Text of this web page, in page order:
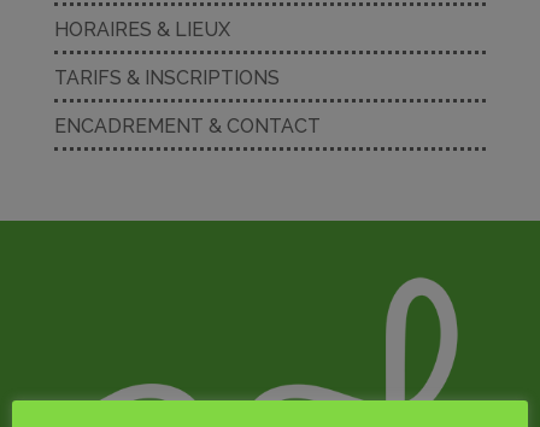
HORAIRES & LIEUX
TARIFS & INSCRIPTIONS
ENCADREMENT & CONTACT